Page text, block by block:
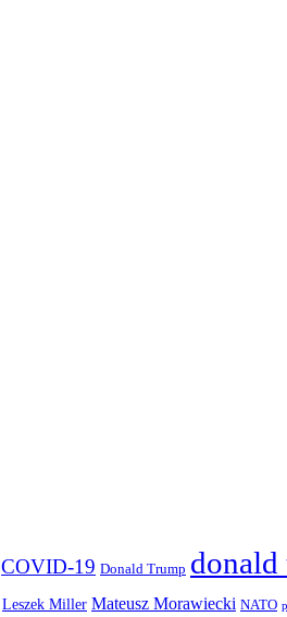
COVID-19 Donald Trump donald
Leszek Miller Mateusz Morawiecki NATO